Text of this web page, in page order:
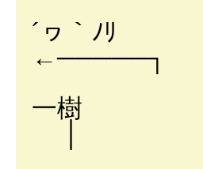
´ヮ｀
←─────┐
一